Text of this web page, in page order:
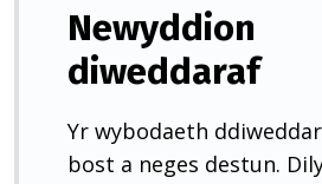
Newyddion
diweddaraf
Yr wybodaeth
bost a neges destun.